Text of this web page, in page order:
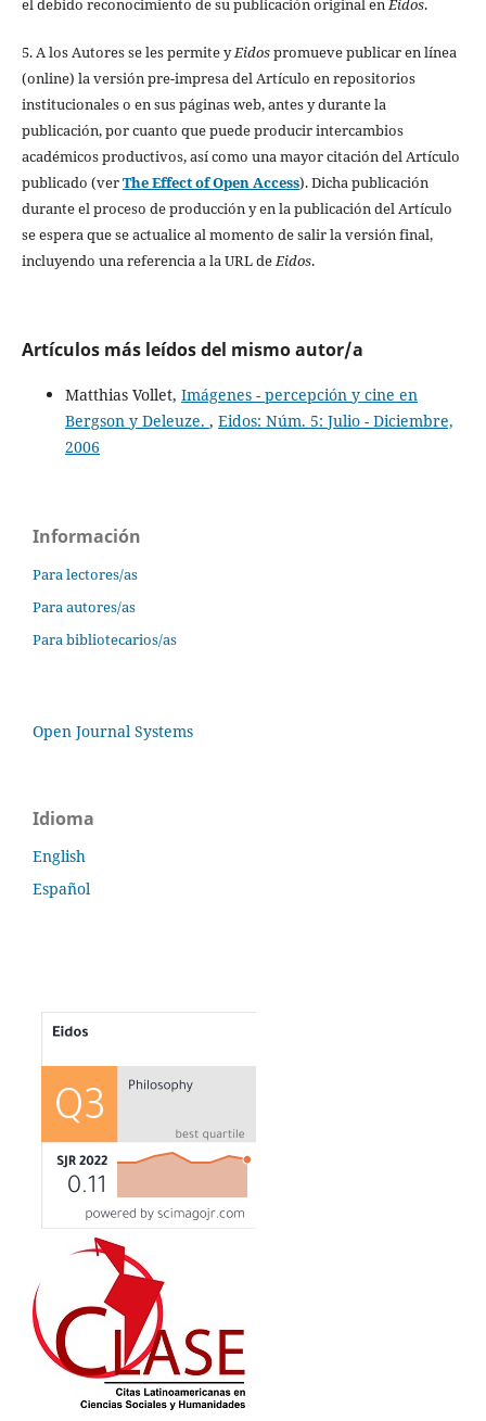
el debido reconocimiento de su publicación original enEidos.
5. A los Autores se les permite yEidospromueve publicar en línea
(online) la versión pre-impresa del Artículo en repositorios
institucionales o en sus páginas web, antes y durante la
publicación, por cuanto que puede producir intercambios
académicos productivos, así como una mayor citación del Artículo
publicado (verThe Effect of Open Access). Dicha publicación
durante el proceso de producción y en la publicación del Artículo
se espera que se actualice al momento de salir la versión final,
incluyendo una referencia a la URL deEidos.
Artículos más leídos del mismo autor/a
Matthias Vollet, Imágenes - percepción y cine en
Bergson y Deleuze. , Eidos: Núm. 5: Julio - Diciembre,
2006
Información
Para lectores/as
Para autores/as
Para bibliotecarios/as
Open Journal Systems
Idioma
English
Español